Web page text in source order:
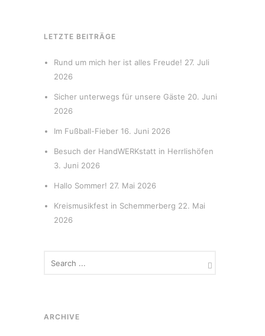
LETZTE BEITRÄGE
Rund um mich her ist alles Freude! 27. Juli
2026
Sicher unterwegs für unsere Gäste 20. Juni
2026
Im Fußball-Fieber 16. Juni 2026
Besuch der HandWERKstatt in Herrlishöfen
3. Juni 2026
Hallo Sommer! 27. Mai 2026
Kreismusikfest in Schemmerberg 22. Mai
2026
ARCHIVE